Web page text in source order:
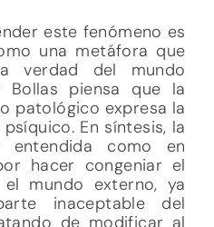
este fenómeno es
una metáfora que
verdad del mundo
Bollas piensa que la
patológico expresa la
En síntesis, la
entendida como en
hacer congeniar el
mundo externo, ya
inaceptable del
de modificar al